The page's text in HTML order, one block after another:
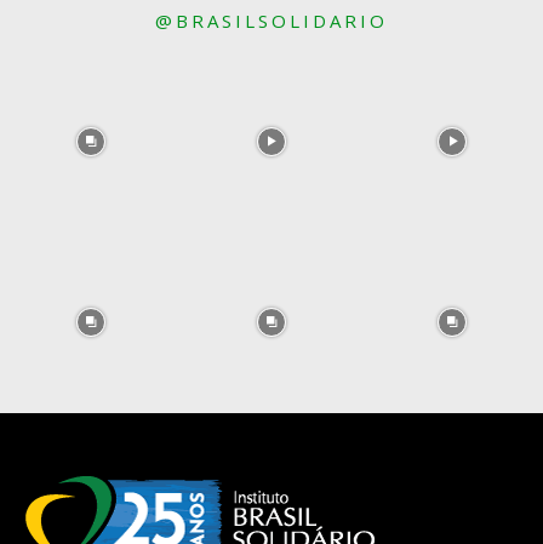
@BRASILSOLIDARIO